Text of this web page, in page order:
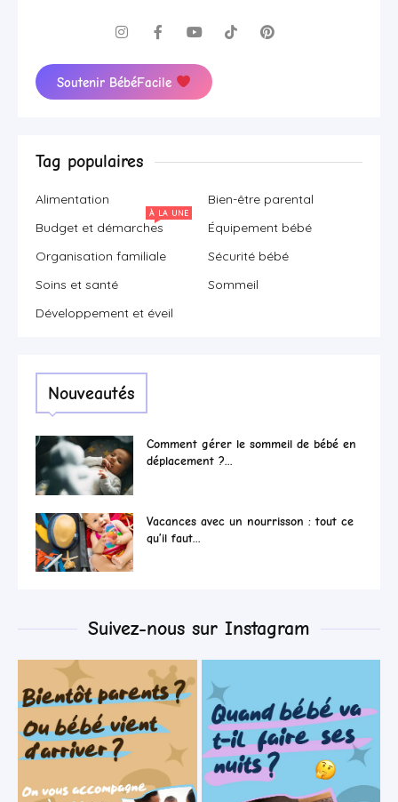
Soutenir BébéFacile
Tag populaires
Alimentation
Bien-être parental
Budget et démarches
À LA UNE
Équipement bébé
Organisation familiale
Sécurité bébé
Soins et santé
Sommeil
Développement et éveil
Nouveautés
Comment gérer le sommeil de bébé en
déplacement ?...
Vacances avec un nourrisson : tout ce
qu’il faut...
Suivez-nous sur Instagram